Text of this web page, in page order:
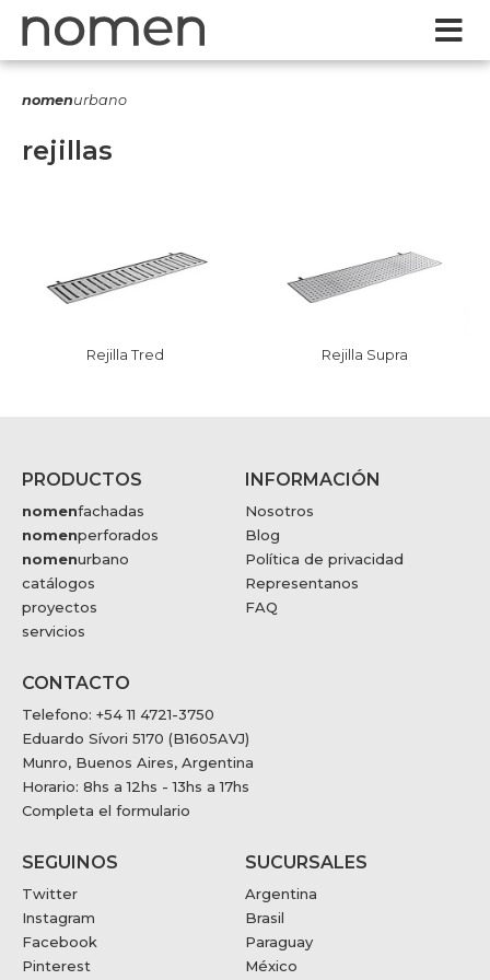
nomenurbano
rejillas
Rejilla Tred Rejilla Supra
PRODUCTOS
nomenfachadas
nomenperforados
nomenurbano
catálogos
proyectos
servicios
INFORMACIÓN
Nosotros
Blog
Política de privacidad
Representanos
FAQ
CONTACTO
Telefono: +54 11 4721-3750
Eduardo Sívori 5170 (B1605AVJ)
Munro, Buenos Aires, Argentina
Horario: 8hs a 12hs - 13hs a 17hs
Completa el formulario
SEGUINOS
Twitter
Instagram
Facebook
Pinterest
SUCURSALES
Argentina
Brasil
Paraguay
México